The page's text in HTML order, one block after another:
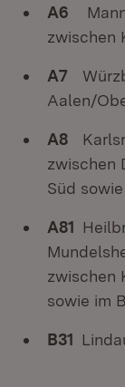
A6
zwischen
A7
Aalen/
A8
zwischen
Süd
A81
zwischen
sowie im
B31